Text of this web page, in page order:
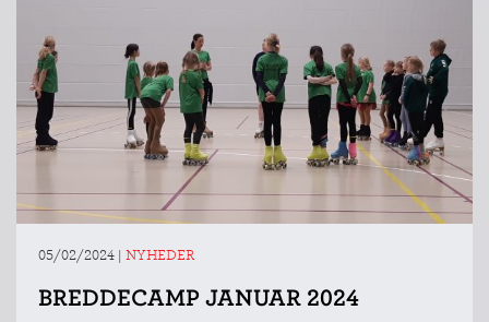
05/02/2024 | NYHEDER
BREDDECAMP JANUAR 2024